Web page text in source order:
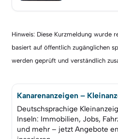
Hinweis: Diese Kurzmeldung wurde
basiert auf öffentlich zugänglichen
werden geprüft und verständlich
Kanarenanzeigen –
Deutschsprachige
Inseln: Immobilien, Jobs,
und mehr – jetzt Angebote